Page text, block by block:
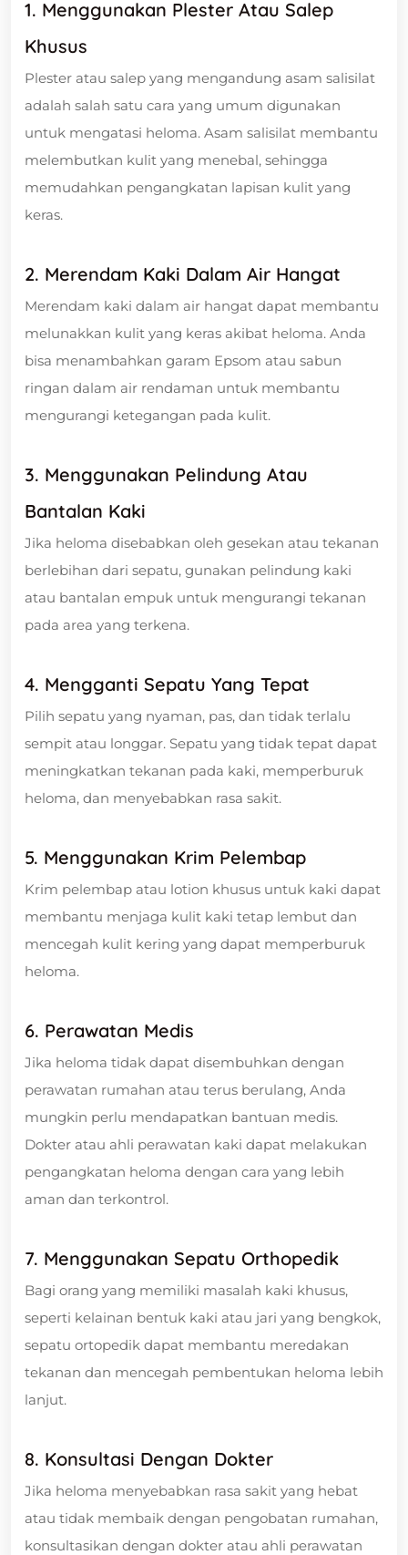
1. Menggunakan Plester Atau Salep
Khusus
Plester atau salep yang mengandung asam salisilat
adalah salah satu cara yang umum digunakan
untuk mengatasi heloma. Asam salisilat membantu
melembutkan kulit yang menebal, sehingga
memudahkan pengangkatan lapisan kulit yang
keras.
2. Merendam Kaki Dalam Air Hangat
Merendam kaki dalam air hangat dapat membantu
melunakkan kulit yang keras akibat heloma. Anda
bisa menambahkan garam Epsom atau sabun
ringan dalam air rendaman untuk membantu
mengurangi ketegangan pada kulit.
3. Menggunakan Pelindung Atau
Bantalan Kaki
Jika heloma disebabkan oleh gesekan atau tekanan
berlebihan dari sepatu, gunakan pelindung kaki
atau bantalan empuk untuk mengurangi tekanan
pada area yang terkena.
4. Mengganti Sepatu Yang Tepat
Pilih sepatu yang nyaman, pas, dan tidak terlalu
sempit atau longgar. Sepatu yang tidak tepat dapat
meningkatkan tekanan pada kaki, memperburuk
heloma, dan menyebabkan rasa sakit.
5. Menggunakan Krim Pelembap
Krim pelembap atau lotion khusus untuk kaki dapat
membantu menjaga kulit kaki tetap lembut dan
mencegah kulit kering yang dapat memperburuk
heloma.
6. Perawatan Medis
Jika heloma tidak dapat disembuhkan dengan
perawatan rumahan atau terus berulang, Anda
mungkin perlu mendapatkan bantuan medis.
Dokter atau ahli perawatan kaki dapat melakukan
pengangkatan heloma dengan cara yang lebih
aman dan terkontrol.
7. Menggunakan Sepatu Orthopedik
Bagi orang yang memiliki masalah kaki khusus,
seperti kelainan bentuk kaki atau jari yang bengkok,
sepatu ortopedik dapat membantu meredakan
tekanan dan mencegah pembentukan heloma lebih
lanjut.
8. Konsultasi Dengan Dokter
Jika heloma menyebabkan rasa sakit yang hebat
atau tidak membaik dengan pengobatan rumahan,
konsultasikan dengan dokter atau ahli perawatan